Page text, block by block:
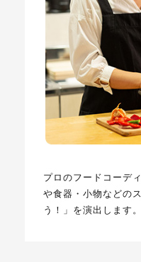
プロのフードコーデ
や食器・小物などの
う！」を演出します。